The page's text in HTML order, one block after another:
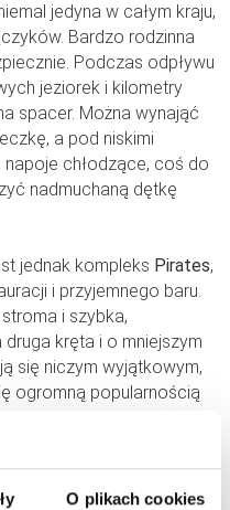
O plikach cookies
jedyna w całym kraju,
Bardzo rodzinna
Podczas odpływu
jeziorek i kilometry
spacer. Można wynająć
a pod niskimi
chłodzące, coś do
nadmuchaną dętkę
jednak kompleks Pirates,
i przyjemnego baru.
i szybka,
kręta i o mniejszym
się niczym wyjątkowym,
ogromną popularnością
Kenii.